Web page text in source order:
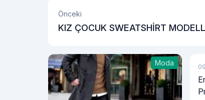
Önceki
KIZ ÇOCUK SWEATSHİRT
Moda